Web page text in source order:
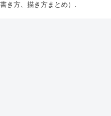
き方、描き方まとめ）.